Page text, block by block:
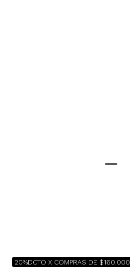
20%DCTO X COMPRAS DE $160.000